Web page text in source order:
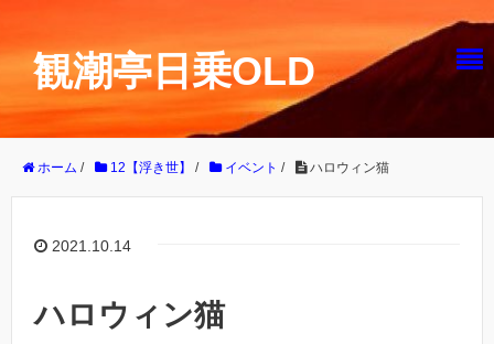
観潮亭日乗OLD
ホーム / 12【浮き世】 / イベント / ハロウィン猫
2021.10.14
ハロウィン猫